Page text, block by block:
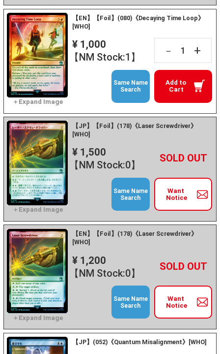
【EN】【Foil】(080)《Decaying Time Loop》
[WHO]
¥ 1,000
【NM Stock:1】
－ +
Add to
Cart
Same Name
Search
【JP】【Foil】(178)《Laser Screwdriver》
[WHO]
¥ 1,500
【NM Stock:0】
－ +
Want
Notice
Same Name
Search
【EN】【Foil】(178)《Laser Screwdriver》
[WHO]
¥ 1,200
【NM Stock:0】
－ +
Want
Notice
Same Name
Search
【JP】(052)《Quantum Misalignment》[WHO]